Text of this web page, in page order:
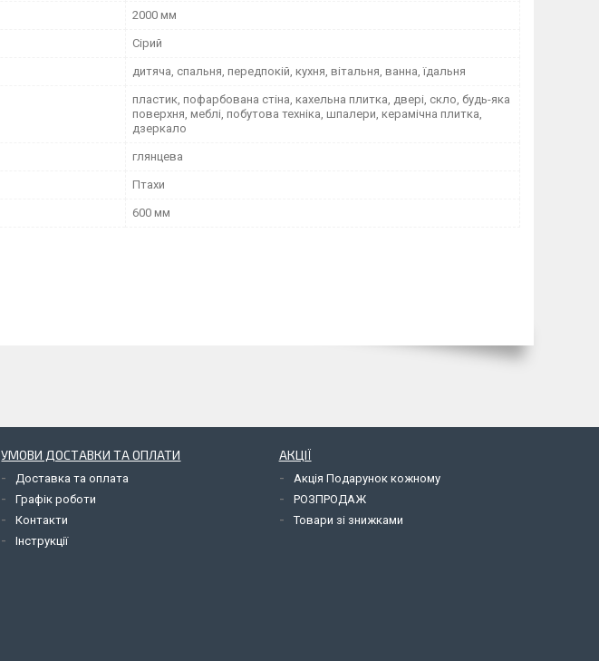
2000 мм
Сірий
дитяча, спальня, передпокій, кухня, вітальня, ванна, їдальня
пластик, пофарбована стіна, кахельна плитка, двері, скло, будь-яка
поверхня, меблі, побутова техніка, шпалери, керамічна плитка,
дзеркало
глянцева
Птахи
600 мм
УМОВИ ДОСТАВКИ ТА ОПЛАТИ
Доставка та оплата
Графік роботи
Контакти
Інструкції
АКЦІЇ
Акція Подарунок кожному
РОЗПРОДАЖ
Товари зі знижками